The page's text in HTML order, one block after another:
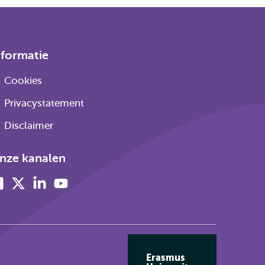
Cookies
Privacystatement
Disclaimer
kanalen
Facebook LinkedinYoutube
Erasmus